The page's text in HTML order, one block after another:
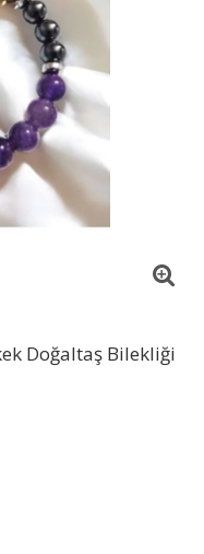
Doğaltaş Bilekliği